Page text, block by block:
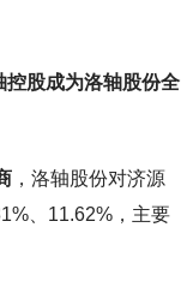
控股成为洛轴股份全
，洛轴股份对济源
、11.62%，主要